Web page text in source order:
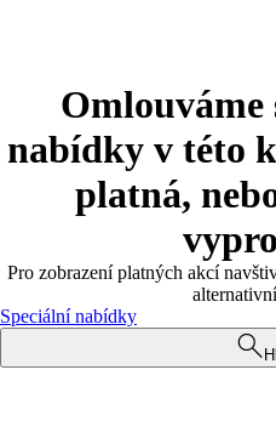
Omlouváme
nabídky v této
platná,
Pro zobrazení platných akcí
Speciální nabídky